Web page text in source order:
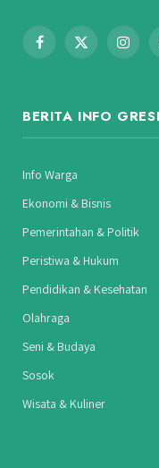
Facebook
X
BERITA INFO
Info Warga
Ekonomi & Bisnis
Pemerintahan & Politik
Peristiwa & Hukum
Pendidikan & Kesehatan
Olahraga
Seni & Budaya
Sosok
Wisata & Kuliner